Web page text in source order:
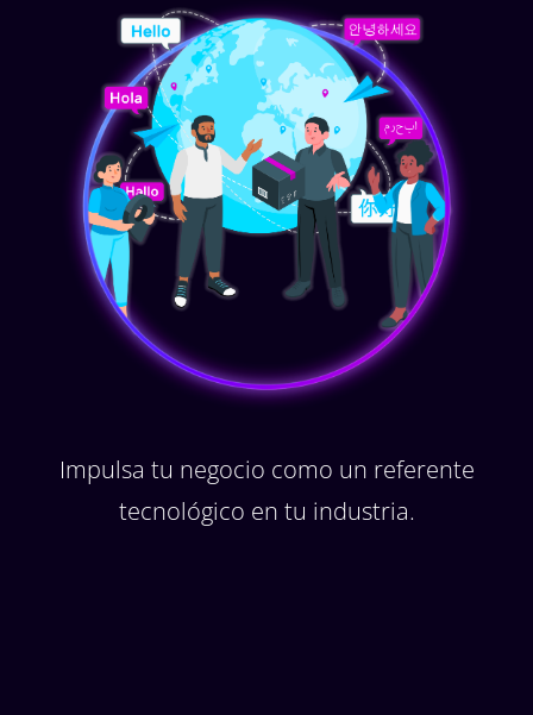
Impulsa tu negocio como un referente
tecnológico en tu industria.